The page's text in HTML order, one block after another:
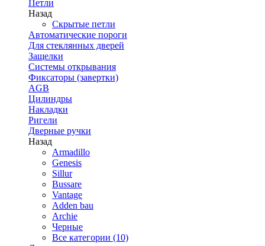
Петли
Назад
Скрытые петли
Автоматические пороги
Для стеклянных дверей
Защелки
Системы открывания
Фиксаторы (завертки)
AGB
Цилиндры
Накладки
Ригели
Дверные ручки
Назад
Armadillo
Genesis
Sillur
Bussare
Vantage
Adden bau
Archie
Черные
Все категории (10)